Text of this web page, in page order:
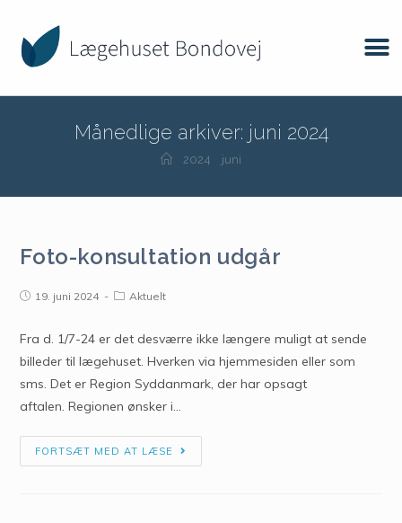
Månedlige arkiver: juni 2024
2024 juni
Foto-konsultation udgår
19. juni 2024 Aktuelt
Fra d. 1/7-24 er det desværre ikke længere muligt at sende
billeder til lægehuset. Hverken via hjemmesiden eller som
sms. Det er Region Syddanmark, der har opsagt
aftalen. Regionen ønsker i…
FORTSÆT MED AT LÆSE